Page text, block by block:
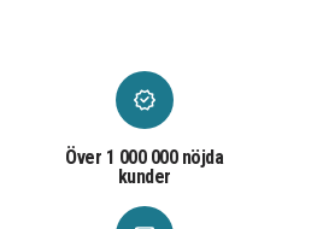
Över 1 000 000 nöjda
kunder